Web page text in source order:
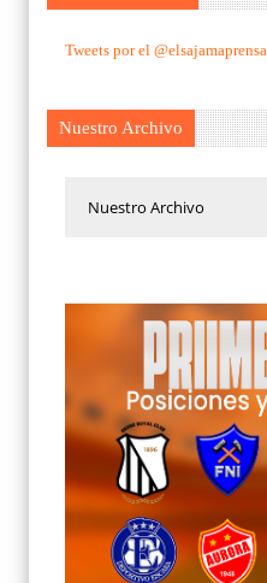
Tweets por el @elsajamaprensa.
Nuestro Archivo